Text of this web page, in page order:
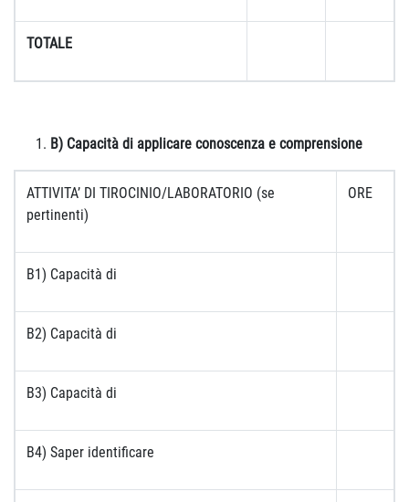
TOTALE
B) Capacità di applicare conoscenza e comprensione
ATTIVITA’ DI TIROCINIO/LABORATORIO (se
pertinenti)
ORE
B1) Capacità di
B2) Capacità di
B3) Capacità di
B4) Saper identificare